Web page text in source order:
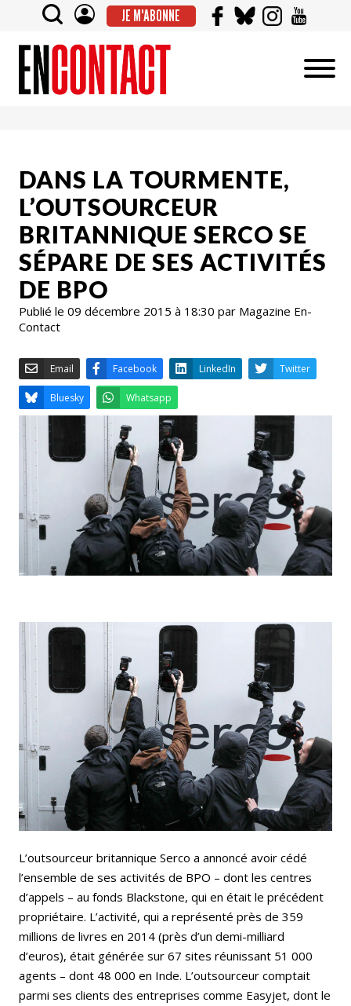
JE M'ABONNE
DANS LA TOURMENTE,
L’OUTSOURCEUR
BRITANNIQUE SERCO SE
SÉPARE DE SES ACTIVITÉS
DE BPO
Publié le 09 décembre 2015 à 18:30 par Magazine En-
Contact
Email Facebook LinkedIn
Bluesky Whatsapp
L’outsourceur britannique Serco a annoncé avoir cédé
l’ensemble de ses activités de BPO – dont les centres
d’appels – au fonds Blackstone, qui en était le précédent
propriétaire. L’activité, qui a représenté près de 359
millions de livres en 2014 (près d’un demi-milliard
d’euros), était générée sur 67 sites réunissant 51 000
agents – dont 48 000 en Inde. L’outsourceur comptait
parmi ses clients des entreprises comme Easyjet, dont le